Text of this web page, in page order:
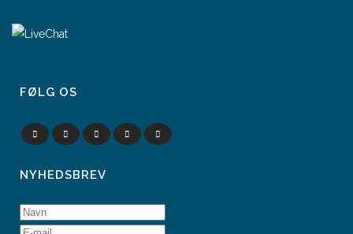
FØLG OS
NYHEDSBREV